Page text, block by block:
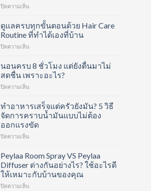
ปิดความเห็น
Collagen
Shot
คอ
ลา
เจน
ฟื้นฟู
และ
บำรุง
ผิว
หนึ่ง
ดูแลครบทุกขั้นตอนด้วย Hair Care
Routine ที่ทำได้เองที่บ้าน
ปิดความเห็น
ครบ
ขั้น
ตอน
Hair
Care
Routine
ที่
ทำได้
ที่
บ้าน
นอนครบ 8 ชั่วโมง แต่ยังตื่นมาไม่
สดชื่น เพราะอะไร?
ปิดความเห็น
ชั่วโมง
แต่
ยัง
ไม่
สดชื่น
เพราะ
อะไร?
ทำอาหารเสร็จแต่ครัวยังมัน? 5 วิธี
จัดการคราบน้ำมันแบบไม่ต้อง
ออกแรงขัด
ปิดความเห็น
เสร็จ
แต่
ครัว
ยัง
Peylaa Room Spray VS Peylaa
Diffuser ต่างกันอย่างไร? ใช้อะไรดี
ให้เหมาะกับบ้านของคุณ
ปิดความเห็น